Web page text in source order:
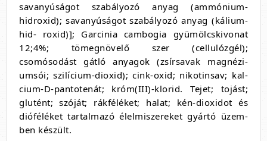
savanyúságot szabályozó anyag (ammónium-
hidroxid); savanyúságot szabályozó anyag (kálium-
hid- roxid)]; Garcinia cambogia gyümölcskivonat
12;4%; tömegnövelő szer (cellulózgél);
csomósodást gátló anyagok (zsírsavak magnézi-
umsói; szilícium-dioxid); cink-oxid; nikotinsav; kal-
cium-D-pantotenát; króm(III)-klorid. Tejet; tojást;
glutént; szóját; rákféléket; halat; kén-dioxidot és
dióféléket tartalmazó élelmiszereket gyártó üzem-
ben készült.